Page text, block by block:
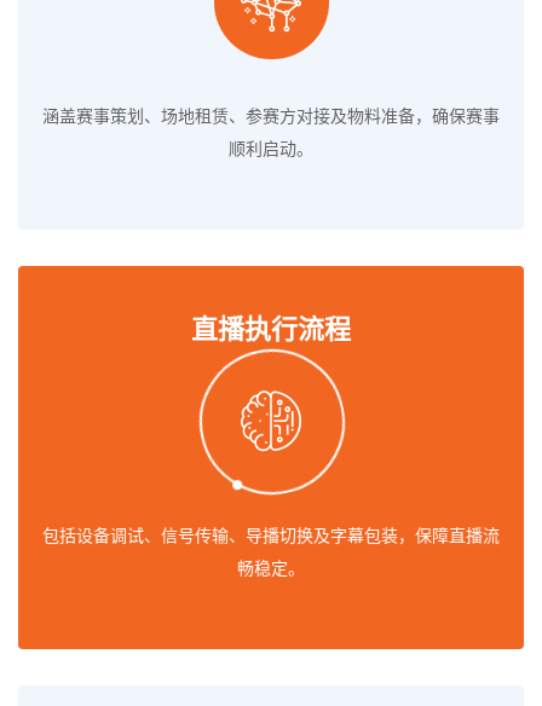
涵盖赛事策划、场地租赁、参赛方对接及物料准备，确保赛事
顺利启动。
直播执行流程
包括设备调试、信号传输、导播切换及字幕包装，保障直播流
畅稳定。